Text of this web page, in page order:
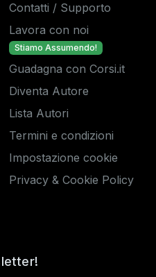
Contatti / Supporto
Lavora con noi
Stiamo Assumendo!
Guadagna con Corsi.it
Diventa Autore
Lista Autori
Termini e condizioni
Impostazione cookie
Privacy & Cookie Policy